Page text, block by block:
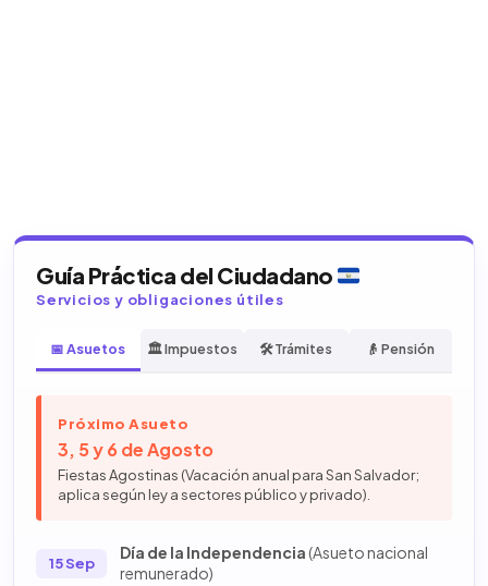
Guía Práctica del Ciudadano
Servicios y obligaciones útiles
📅 Asuetos 🏛️ Impuestos 🛠️ Trámites 👴 Pensión
Próximo Asueto
3, 5 y 6 de Agosto
Fiestas Agostinas (Vacación anual para San Salvador;
aplica según ley a sectores público y privado).
15 Sep
Día de la Independencia(Asueto nacional
remunerado)